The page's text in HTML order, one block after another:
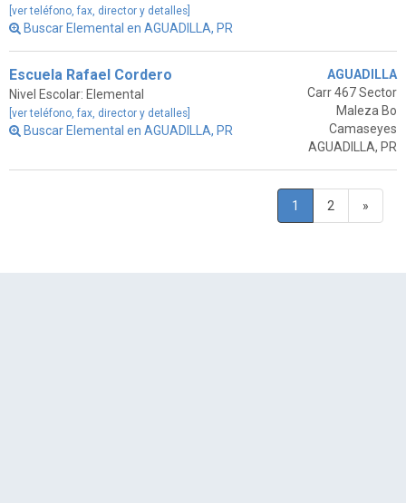
[ver teléfono, fax, director y detalles]
Buscar Elemental en AGUADILLA, PR
Escuela Rafael Cordero
Nivel Escolar: Elemental
[ver teléfono, fax, director y detalles]
Buscar Elemental en AGUADILLA, PR
AGUADILLA
Carr 467 Sector
Maleza Bo
Camaseyes
AGUADILLA, PR
1 2 »